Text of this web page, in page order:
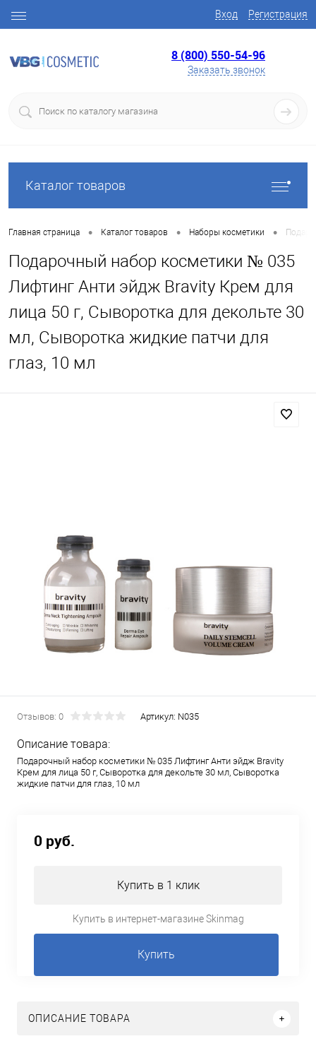
Вход Регистрация
8 (800) 550-54-96
Заказать звонок
Каталог товаров
Главная страница • Каталог товаров • Наборы косметики •
Подарочный набор косметики № 035
Лифтинг Анти эйдж Bravity Крем для
лица 50 г, Сыворотка для декольте 30
мл, Сыворотка жидкие патчи для
глаз, 10 мл
Отзывов: 0 Артикул: N035
Описание товара:
Подарочный набор косметики № 035 Лифтинг Анти эйдж Bravity
Крем для лица 50 г, Сыворотка для декольте 30 мл, Сыворотка
жидкие патчи для глаз, 10 мл
0 руб.
Купить в 1 клик
Купить в интернет-магазине Skinmag
Купить
ОПИСАНИЕ ТОВАРА